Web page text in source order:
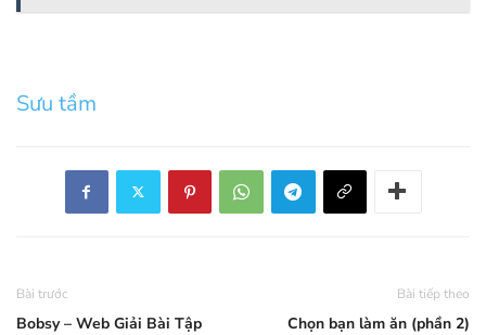
Sưu tầm
Bài trước
Bobsy – Web Giải Bài Tập
Bài tiếp theo
Chọn bạn làm ăn (phần 2)